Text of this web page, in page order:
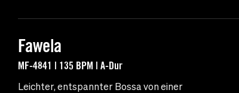
Fawela
MF-4841 | 135 BPM | A-Dur
Leichter, entspannter Bossa von einer